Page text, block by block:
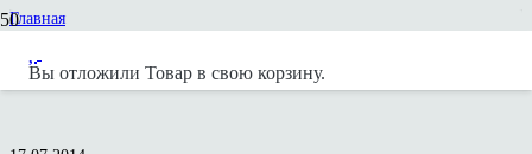
Вы отложили Товар в свою корзину.
Главная
Новости вендоров
Уникальные кадры. Van den Hul The Crimson: как это сделано